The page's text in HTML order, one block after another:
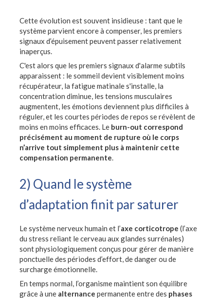
Cette évolution est souvent insidieuse : tant que le
système parvient encore à compenser, les premiers
signaux d’épuisement peuvent passer relativement
inaperçus.
C'est alors que les premiers signaux d'alarme subtils
apparaissent : le sommeil devient visiblement moins
récupérateur, la fatigue matinale s'installe, la
concentration diminue, les tensions musculaires
augmentent, les émotions deviennent plus difficiles à
réguler, et les courtes périodes de repos se révèlent de
moins en moins efficaces. Le burn-out correspond
précisément au moment de rupture où le corps
n’arrive tout simplement plus à maintenir cette
compensation permanente
2) Quand le système
d’adaptation finit par saturer
Le système nerveux humain et l’axe corticotrope (l’axe
du stress reliant le cerveau aux glandes surrénales)
sont physiologiquement conçus pour gérer de manière
ponctuelle des périodes d’effort, de danger ou de
surcharge émotionnelle.
En temps normal, l’organisme maintient son équilibre
grâce à une alternance permanente entre des phases